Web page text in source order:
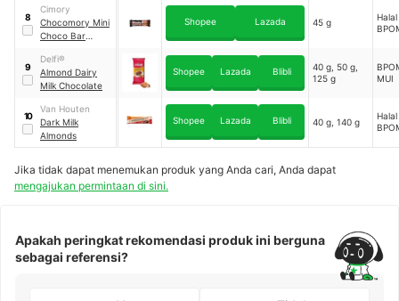
8
Cimory
Chocomory Mini
Choco Bar
Shopee Lazada 45 g
9
Delfi®
Almond Dairy
Milk Chocolate
Shopee Lazada Blibli
40 g, 50 g,
125 g
MUI
10
Van Houten
Dark Milk
Almonds
Shopee Lazada Blibli 40 g, 140 g
Jika tidak dapat menemukan produk yang Anda cari, Anda dapat
mengajukan permintaan di sini.
Apakah peringkat rekomendasi produk ini berguna
sebagai referensi?